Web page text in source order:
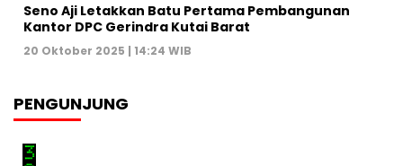
Seno Aji Letakkan Batu Pertama Pembangunan
Kantor DPC Gerindra Kutai Barat
20 Oktober 2025 | 14:24 WIB
PENGUNJUNG